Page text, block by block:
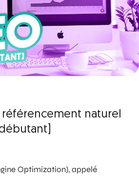
référencement naturel
Optimization), appelé